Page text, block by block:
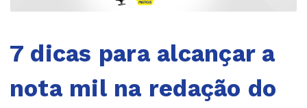
7 dicas para alcançar a
nota mil na redação do